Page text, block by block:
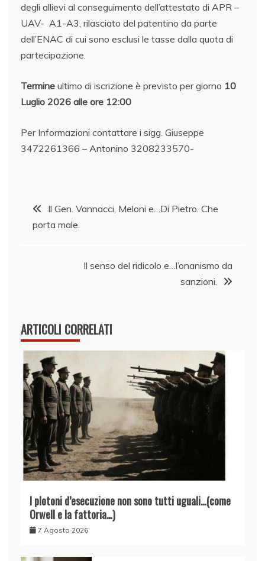
degli allievi al conseguimento dell’attestato di APR –
UAV- A1-A3, rilasciato del patentino da parte
dell’ENAC di cui sono esclusi le tasse dalla quota di
partecipazione.
Termine ultimo di iscrizione è previsto per giorno 10
Luglio 2026 alle ore 12:00
Per Informazioni contattare i sigg. Giuseppe
3472261366 – Antonino 3208233570-
Navigazione
articoli
Il Gen. Vannacci, Meloni e…Di Pietro. Che
porta male.
Il senso del ridicolo e…l’onanismo da
sanzioni.
ARTICOLI CORRELATI
I plotoni d’esecuzione non sono tutti uguali…(come
Orwell e la fattoria…)
7 Agosto 2026